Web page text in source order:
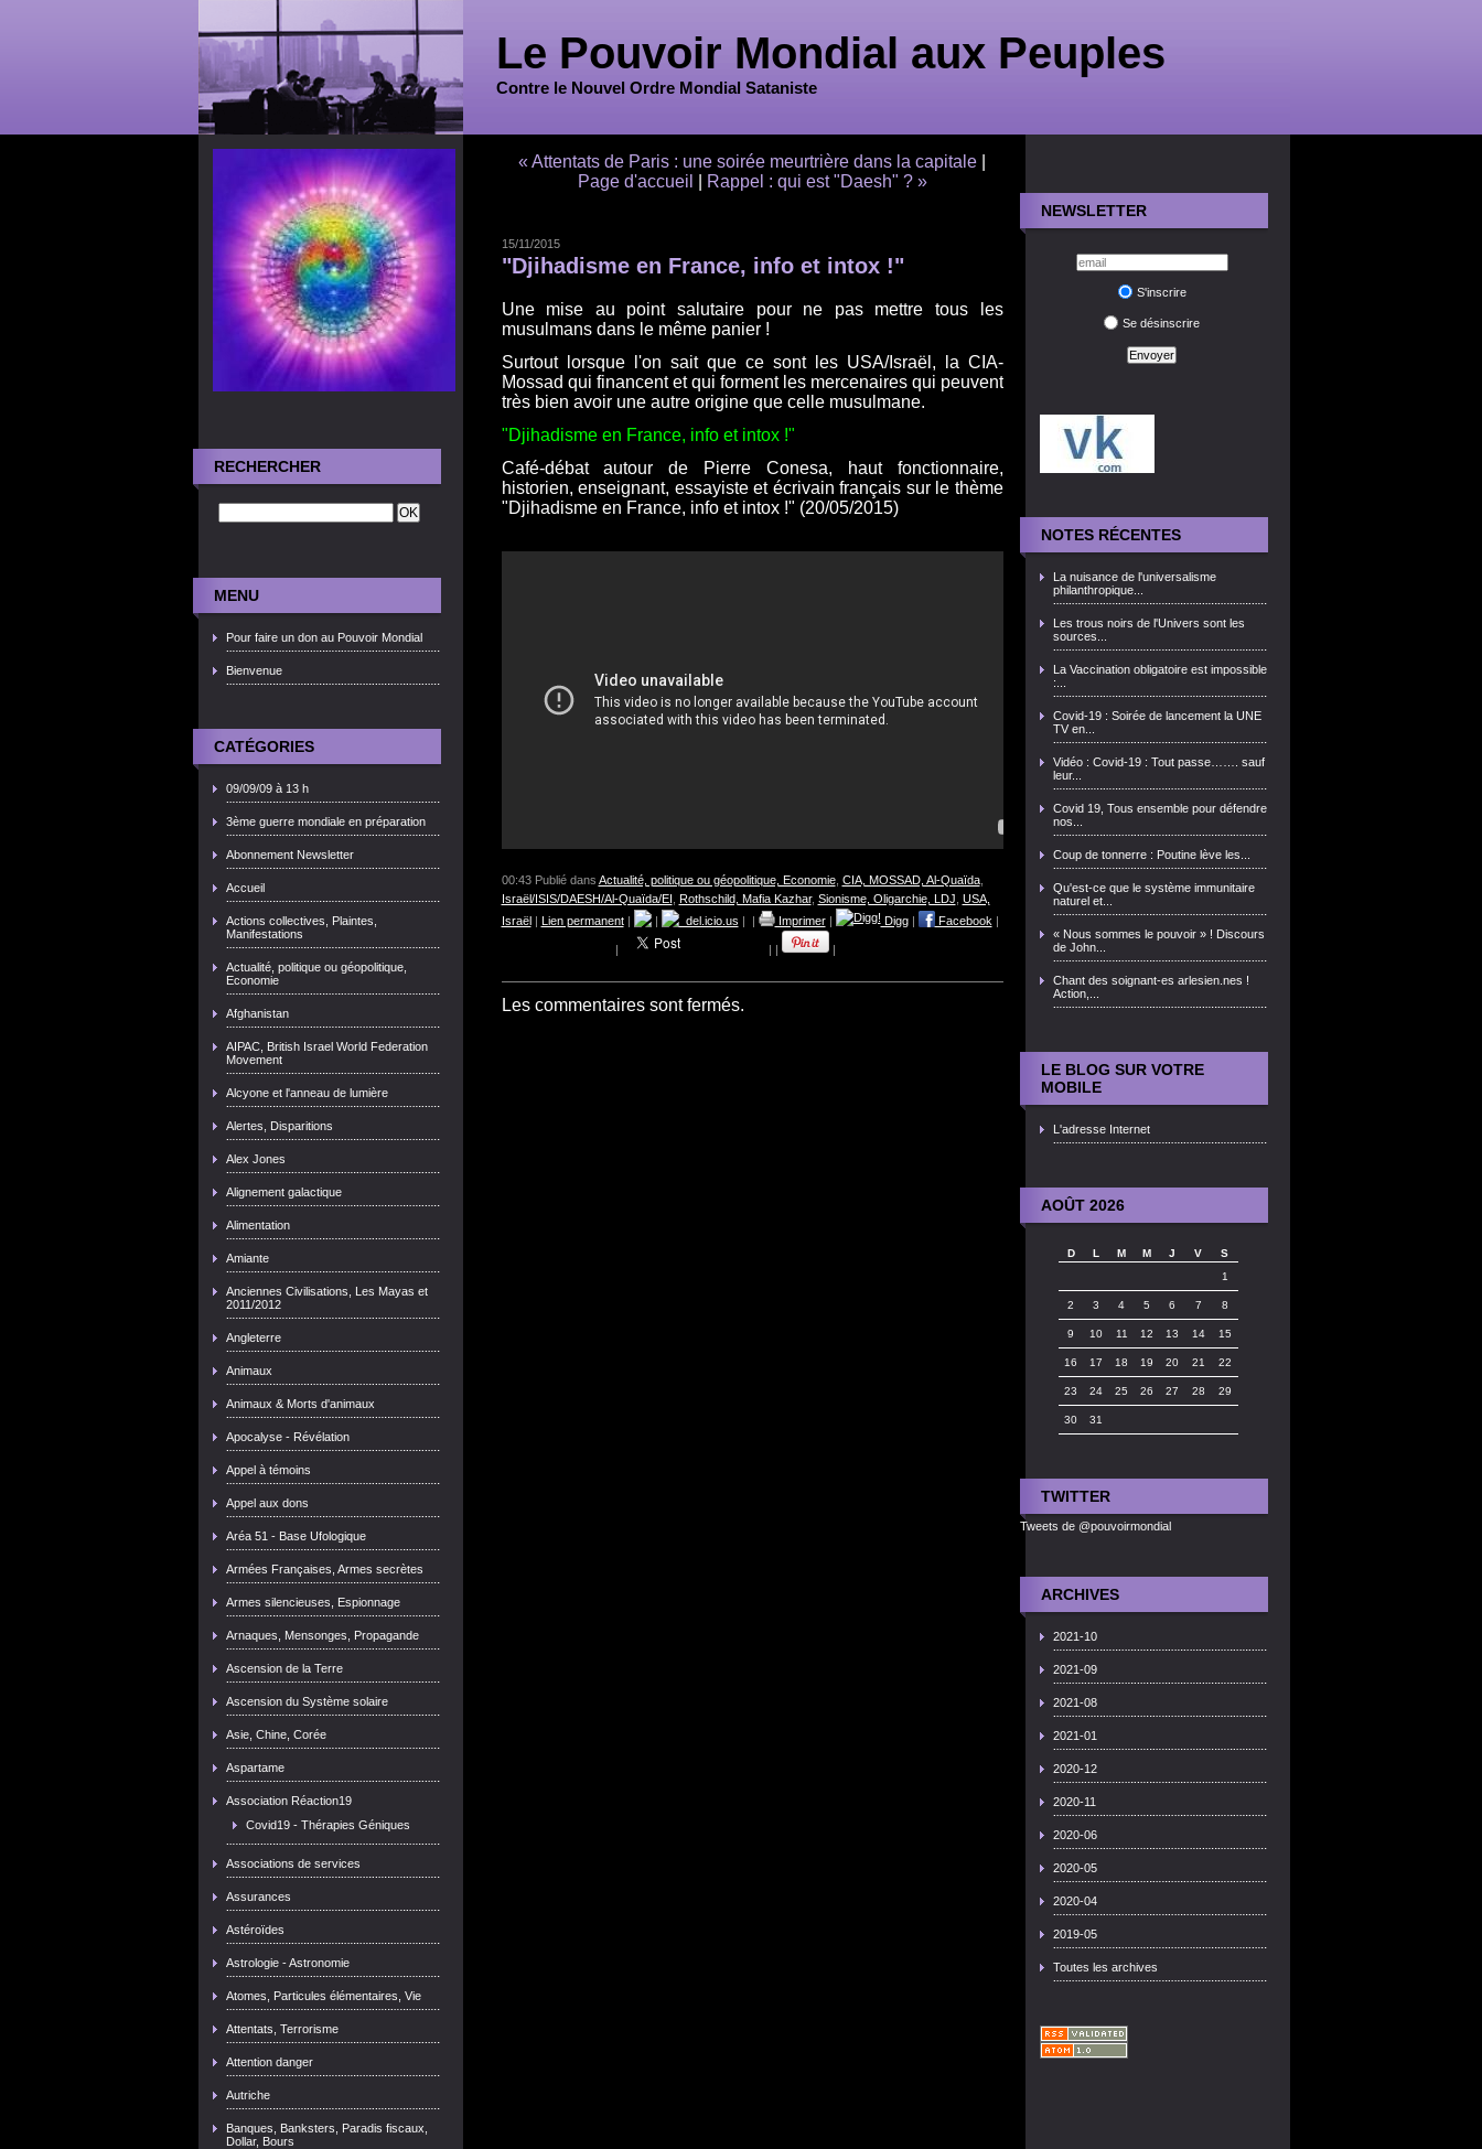
Le Pouvoir Mondial aux Peuples
Contre le Nouvel Ordre Mondial Sataniste
RECHERCHER
MENU
Pour faire un don au Pouvoir Mondial
Bienvenue
CATÉGORIES
09/09/09 à 13 h
3ème guerre mondiale en préparation
Abonnement Newsletter
Accueil
Actions collectives, Plaintes,
Manifestations
Actualité, politique ou géopolitique,
Economie
Afghanistan
AIPAC, British Israel World Federation
Movement
Alcyone et l'anneau de lumière
Alertes, Disparitions
Alex Jones
Alignement galactique
Alimentation
Amiante
Anciennes Civilisations, Les Mayas et
2011/2012
Angleterre
Animaux
Animaux & Morts d'animaux
Apocalyse - Révélation
Appel à témoins
Appel aux dons
Aréa 51 - Base Ufologique
Armées Françaises, Armes secrètes
Armes silencieuses, Espionnage
Arnaques, Mensonges, Propagande
Ascension de la Terre
Ascension du Système solaire
Asie, Chine, Corée
Aspartame
Association Réaction19
Covid19 - Thérapies Géniques
Associations de services
Assurances
Astéroïdes
Astrologie - Astronomie
Atomes, Particules élémentaires, Vie
Attentats, Terrorisme
Attention danger
Autriche
Banques, Banksters, Paradis fiscaux,
Dollar, Bours
NEWSLETTER
S'inscrire
Se désinscrire
NOTES RÉCENTES
La nuisance de l'universalisme
philanthropique...
Les trous noirs de l'Univers sont les
sources...
La Vaccination obligatoire est impossible
:...
Covid-19 : Soirée de lancement la UNE
TV en...
Vidéo : Covid-19 : Tout passe……. sauf
leur...
Covid 19, Tous ensemble pour défendre
nos...
Coup de tonnerre : Poutine lève les...
Qu'est-ce que le système immunitaire
naturel et...
« Nous sommes le pouvoir » ! Discours
de John...
Chant des soignant-es arlesien.nes !
Action,...
LE BLOG SUR VOTRE
MOBILE
L'adresse Internet
AOÛT 2026
D L M M J V
S
1
2 3 4 5 6 7 8
9 10 11 12 13 14 15
16 17 18 19 20 21 22
23 24 25 26 27 28 29
30 31
TWITTER
Tweets de @pouvoirmondial
ARCHIVES
2021-10
2021-09
2021-08
2021-01
2020-12
2020-11
2020-06
2020-05
2020-04
2019-05
Toutes les archives
« Attentats de Paris : une soirée meurtrière dans la capitale
Page d'accueil
Rappel : qui est "Daesh" ? »
15/11/2015
"Djihadisme en France, info et intox !"
Une mise au point salutaire pour ne pas mettre tous les
musulmans dans le même panier !
Surtout lorsque l'on sait que ce sont les USA/Israël, la CIA-
Mossad qui financent et qui forment les mercenaires qui peuvent
très bien avoir une autre origine que celle musulmane.
"Djihadisme en France, info et intox !"
Café-débat autour de Pierre Conesa, haut fonctionnaire,
historien, enseignant, essayiste et écrivain français sur le thème
"Djihadisme en France, info et intox !" (20/05/2015)
00:43 Publié dans Actualité, politique ou géopolitique, Economie, CIA, MOSSAD, Al-Quaïda,
Israël/ISIS/DAESH/Al-Quaïda/EI Rothschild, Mafia Kazhar, Sionisme, Oligarchie, LDJ USA,
Israël| Lien permanent| | del.icio.us | | Imprimer| Digg| Facebook |
| | | |
Les commentaires sont fermés.